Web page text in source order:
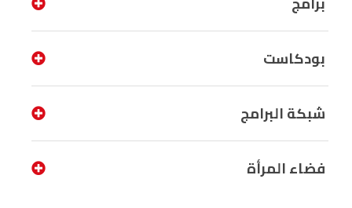
بودكاست
شبكة البرامج
فضاء المرأة